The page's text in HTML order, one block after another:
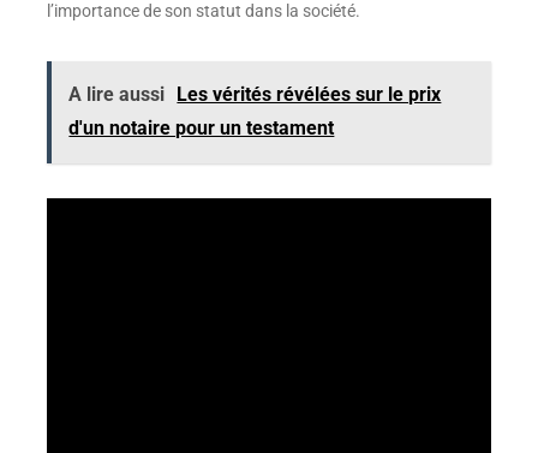
l’importance de son statut dans la société.
A lire aussi
Les vérités révélées sur le prix
d'un notaire pour un testament